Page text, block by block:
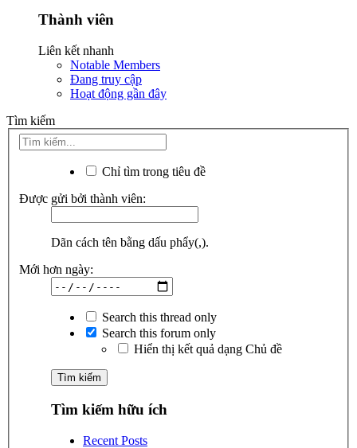
Thành viên
Liên kết nhanh
Notable Members
Đang truy cập
Hoạt động gần đây
Tìm kiếm
Chỉ tìm trong tiêu đề
Được gửi bởi thành viên:
Dãn cách tên bằng dấu phẩy(,).
Mới hơn ngày:
Search this thread only
Search this forum only
Hiển thị kết quả dạng Chủ đề
Tìm kiếm hữu ích
Recent Posts